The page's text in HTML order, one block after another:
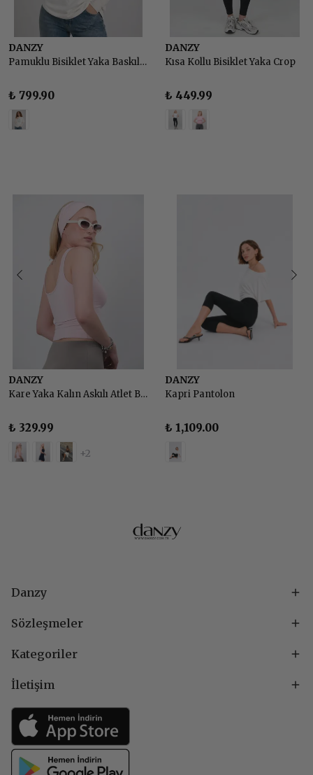
DANZY
Pamuklu Bisiklet Yaka Baskılı Basic Tshirt
₺ 799.90
DANZY
Kısa Kollu Bisiklet Yaka Crop
₺ 449.99
DANZY
Kare Yaka Kalın Askılı Atlet Body
₺ 329.99
+2
DANZY
Kapri Pantolon
₺ 1,109.00
Danzy
Sözleşmeler
Kategoriler
İletişim